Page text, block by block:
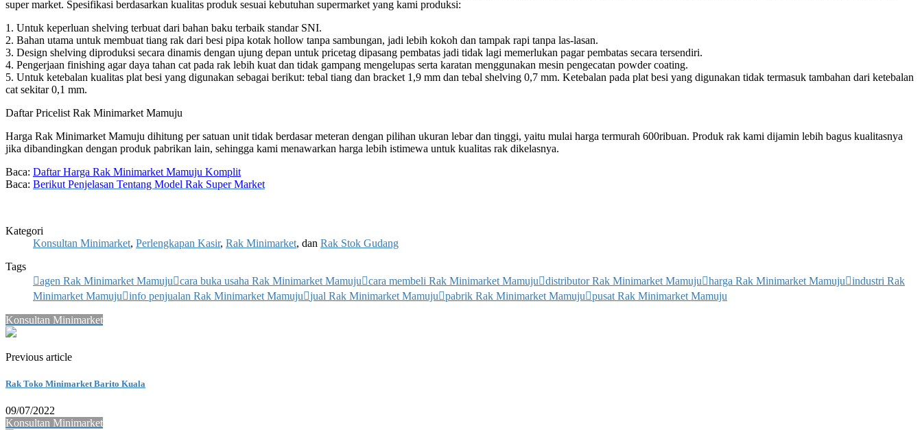
super market. Spesifikasi berdasarkan kualitas produk sesuai kebutuhan supermarket yang kami produksi:
1. Untuk keperluan shelving terbuat dari bahan baku terbaik standar SNI.
2. Bahan utama untuk membuat tiang rak dari besi pipa kotak hollow tanpa sambungan, jadi lebih kokoh dan tampak rapi tanpa las-lasan.
3. Design shelving diproduksi secara dinamis dengan ujung depan untuk pricetag dipasang pembatas jadi tidak lagi memerlukan pagar pembatas secara tersendiri.
4. Pengerjaan finishing agar daya tahan cat pada rak lebih kuat dan tidak gampang mengelupas serta karatan menggunakan mesin pengecatan powder coating.
5. Untuk ketebalan kualitas plat besi yang digunakan sebagai berikut: tebal tiang dan bracket 1,9 mm dan tebal shelving 0,7 mm. Ketebalan pada plat besi yang digunakan tidak termasuk tambahan dari ketebalan
cat sekitar 0,1 mm.
Daftar Pricelist Rak Minimarket Mamuju
Harga Rak Minimarket Mamuju dihitung per satuan unit tidak berdasar meteran dengan pilihan ukuran lebar dan tinggi, yaitu mulai harga termurah 600ribuan. Produk rak kami dijamin lebih bagus kualitasnya
jika dibandingkan dengan produk pabrikan lain, sehingga kami menawarkan harga lebih istimewa untuk kualitas rak dikelasnya.
Baca: Daftar Harga Rak Minimarket Mamuju Komplit
Baca: Berikut Penjelasan Tentang Model Rak Super Market
Kategori
Konsultan Minimarket, Perlengkapan Kasir, Rak Minimarket, dan Rak Stok Gudang
Tags
agen Rak Minimarket Mamuju
cara buka usaha Rak Minimarket Mamuju cara membeli Rak Minimarket Mamuju distributor Rak Minimarket Mamuju harga Rak Minimarket Mamuju
industri Rak
Minimarket Mamuju
info penjualan Rak Minimarket Mamuju jual Rak Minimarket Mamuju pabrik Rak Minimarket Mamuju pusat Rak Minimarket Mamuju
Konsultan Minimarket
Previous article
Rak Toko Minimarket Barito Kuala
09/07/2022
Konsultan Minimarket